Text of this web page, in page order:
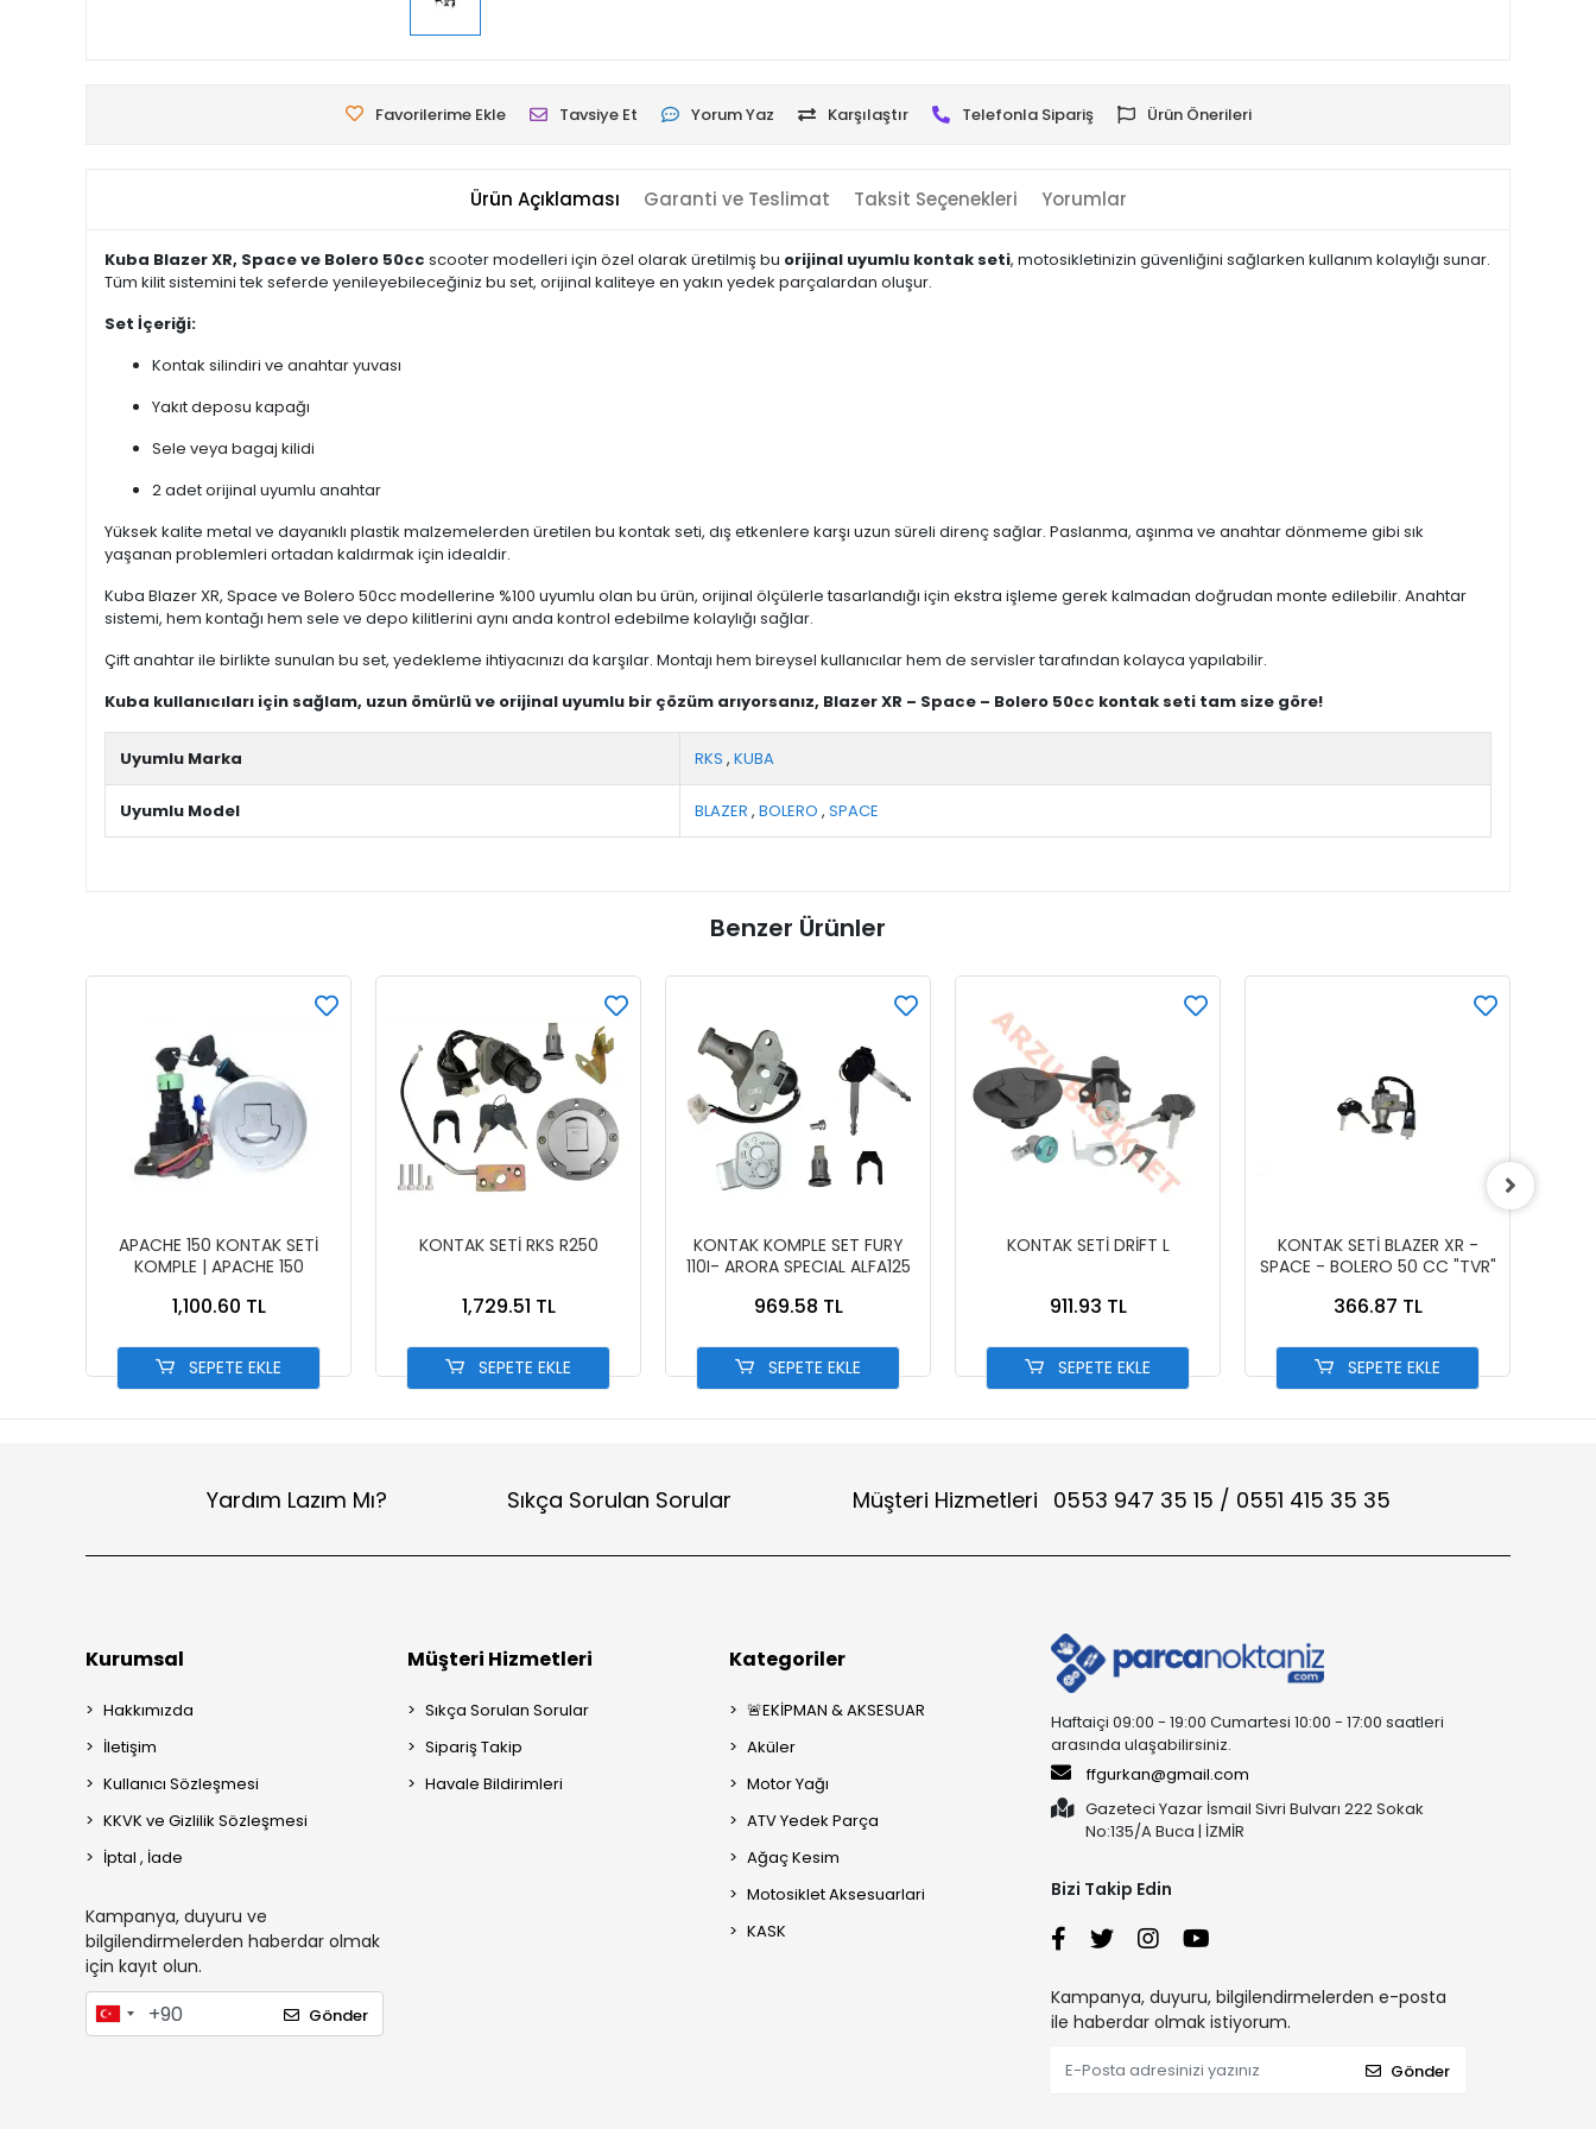
Favorilerime Ekle Tavsiye Et Yorum Yaz Karşılaştır Telefonla Sipariş Ürün Önerileri
Ürün Açıklaması Garanti ve Teslimat Taksit Seçenekleri Yorumlar
Kuba Blazer XR, Space ve Bolero 50cc scooter modelleri için özel olarak üretilmiş bu orijinal uyumlu kontak seti, motosikletinizin güvenliğini sağlarken kullanım kolaylığı sunar.
Tüm kilit sistemini tek seferde yenileyebileceğiniz bu set, orijinal kaliteye en yakın yedek parçalardan oluşur.
Set İçeriği:
Kontak silindiri ve anahtar yuvası
Yakıt deposu kapağı
Sele veya bagaj kilidi
2 adet orijinal uyumlu anahtar
Yüksek kalite metal ve dayanıklı plastik malzemelerden üretilen bu kontak seti, dış etkenlere karşı uzun süreli direnç sağlar. Paslanma, aşınma ve anahtar dönmeme gibi sık
yaşanan problemleri ortadan kaldırmak için idealdir.
Kuba Blazer XR, Space ve Bolero 50cc modellerine %100 uyumlu olan bu ürün, orijinal ölçülerle tasarlandığı için ekstra işleme gerek kalmadan doğrudan monte edilebilir. Anahtar
sistemi, hem kontağı hem sele ve depo kilitlerini aynı anda kontrol edebilme kolaylığı sağlar.
Çift anahtar ile birlikte sunulan bu set, yedekleme ihtiyacınızı da karşılar. Montajı hem bireysel kullanıcılar hem de servisler tarafından kolayca yapılabilir.
Kuba kullanıcıları için sağlam, uzun ömürlü ve orijinal uyumlu bir çözüm arıyorsanız, Blazer XR – Space – Bolero 50cc kontak seti tam size göre!
Uyumlu Marka RKS , KUBA
Uyumlu Model BLAZER , BOLERO , SPACE
Benzer Ürünler
APACHE 150 KONTAK SETİ
KOMPLE | APACHE 150
1,100.60 TL
SEPETE EKLE
KONTAK SETİ RKS R250
1,729.51 TL
SEPETE EKLE
KONTAK KOMPLE SET FURY
110I- ARORA SPECIAL ALFA125
969.58 TL
SEPETE EKLE
KONTAK SETİ DRİFT L
911.93 TL
SEPETE EKLE
KONTAK SETİ BLAZER XR -
SPACE - BOLERO 50 CC "TVR"
366.87 TL
SEPETE EKLE
Yardım Lazım Mı? Sıkça Sorulan Sorular Müşteri Hizmetleri 0553 947 35 15 / 0551 415 35 35
Kurumsal
Hakkımızda
İletişim
Kullanıcı Sözleşmesi
KKVK ve Gizlilik Sözleşmesi
İptal , İade
Kampanya, duyuru ve
bilgilendirmelerden haberdar olmak
için kayıt olun.
Gönder
Müşteri Hizmetleri
Sıkça Sorulan Sorular
Sipariş Takip
Havale Bildirimleri
Kategoriler
🚨EKİPMAN & AKSESUAR
Aküler
Motor Yağı
ATV Yedek Parça
Ağaç Kesim
Motosiklet Aksesuarlari
KASK
Haftaiçi 09:00 - 19:00 Cumartesi 10:00 - 17:00 saatleri
arasında ulaşabilirsiniz.
ffgurkan@gmail.com
Gazeteci Yazar İsmail Sivri Bulvarı 222 Sokak
No:135/A Buca | İZMİR
Bizi Takip Edin
Kampanya, duyuru, bilgilendirmelerden e-posta
ile haberdar olmak istiyorum.
Gönder